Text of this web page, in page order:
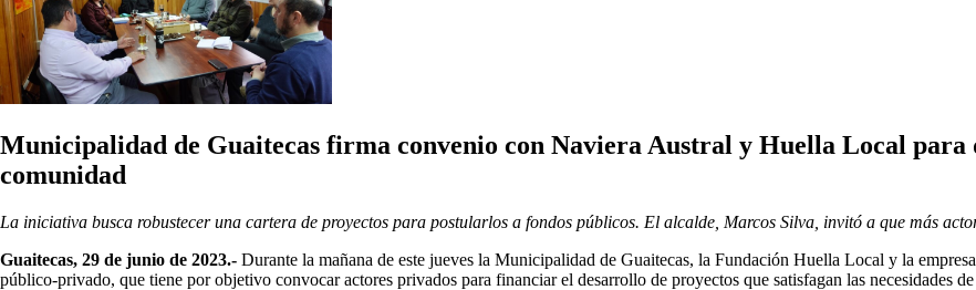
Municipalidad de Guaitecas firma convenio con Naviera Austral y Huella Local para
comunidad
La iniciativa busca robustecer una cartera de proyectos para postularlos a fondos públicos. El alcalde, Marcos Silva, invitó a que más
Guaitecas, 29 de junio de 2023.- Durante la mañana de este jueves la Municipalidad de Guaitecas, la Fundación Huella Local y la
público-privado, que tiene por objetivo convocar actores privados para financiar el desarrollo de proyectos que satisfagan las necesidades